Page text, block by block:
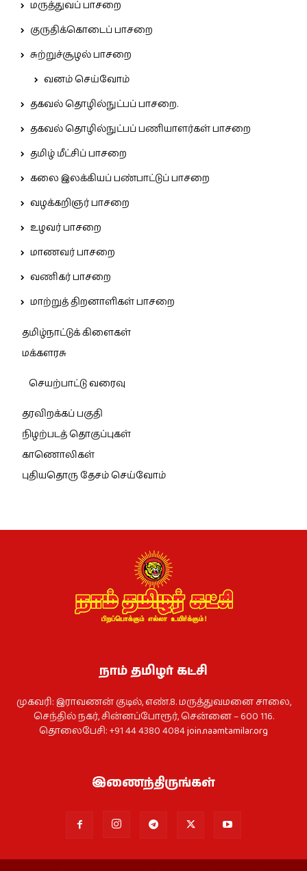
மருத்துவப் பாசறை
குருதிக்கொடைப் பாசறை
சுற்றுச்சூழல் பாசறை
வனம் செய்வோம்
தகவல் தொழில்நுட்பப் பாசறை.
தகவல் தொழில்நுட்பப் பணியாளர்கள் பாசறை
தமிழ் மீட்சிப் பாசறை
கலை இலக்கியப் பண்பாட்டுப் பாசறை
வழக்கறிஞர் பாசறை
உழவர் பாசறை
மாணவர் பாசறை
வணிகர் பாசறை
மாற்றுத் திறனாளிகள் பாசறை
தமிழ்நாட்டுக் கிளைகள்
மக்களரசு
செயற்பாட்டு வரைவு
தரவிறக்கப் பகுதி
நிழற்படத் தொகுப்புகள்
காணொலிகள்
புதியதொரு தேசம் செய்வோம்
நாம் தமிழர் கட்சி
முகவரி: இராவணன் குடில், எண்.8. மருத்துவமனை சாலை,
செந்தில் நகர், சின்னப்போரூர், சென்னை – 600 116.
தொலைபேசி: +91 44 4380 4084join.naamtamilar.org
இணைந்திருங்கள்